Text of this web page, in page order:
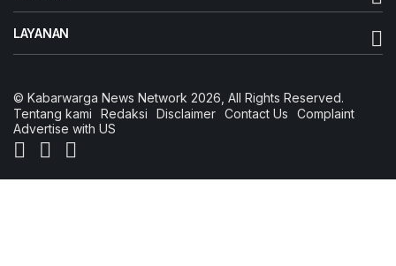
LAYANAN
© Kabarwarga News Network 2026, All Rights Reserved.
Tentang kami
Redaksi Disclaimer Contact Us
Complaint
Advertise with US